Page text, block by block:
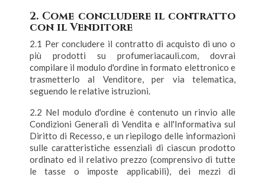
2. Come concludere il contratto
con il Venditore
2.1 Per concludere il contratto di acquisto di uno o
più prodotti su profumeriacauli.com, dovrai
compilare il modulo d'ordine in formato elettronico e
trasmetterlo al Venditore, per via telematica,
seguendo le relative istruzioni.
2.2 Nel modulo d'ordine è contenuto un rinvio alle
Condizioni Generali di Vendita e all'Informativa sul
Diritto di Recesso, e un riepilogo delle informazioni
sulle caratteristiche essenziali di ciascun prodotto
ordinato ed il relativo prezzo (comprensivo di tutte
le tasse o imposte applicabili), dei mezzi di